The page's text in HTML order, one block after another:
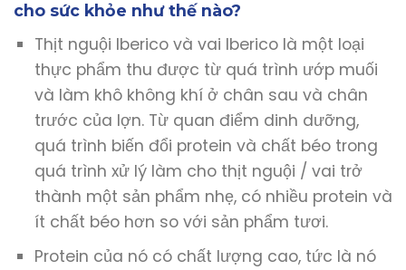
cho sức khỏe như thế nào?
Thịt nguội Iberico và vai Iberico là một loại
thực phẩm thu được từ quá trình ướp muối
và làm khô không khí ở chân sau và chân
trước của lợn. Từ quan điểm dinh dưỡng,
quá trình biến đổi protein và chất béo trong
quá trình xử lý làm cho thịt nguội / vai trở
thành một sản phẩm nhẹ, có nhiều protein và
ít chất béo hơn so với sản phẩm tươi.
Protein của nó có chất lượng cao, tức là nó